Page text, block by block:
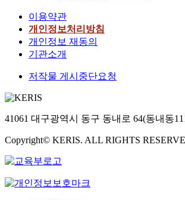
이용약관
개인정보처리방침
개인정보 재동의
기관소개
저작물 게시중단요청
41061 대구광역시 동구 동내로 64(동내동
Copyright© KERIS. ALL RIGHTS